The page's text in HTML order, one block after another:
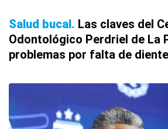
Salud bucal Las claves del
Odontológico Perdriel de La
problemas por falta de